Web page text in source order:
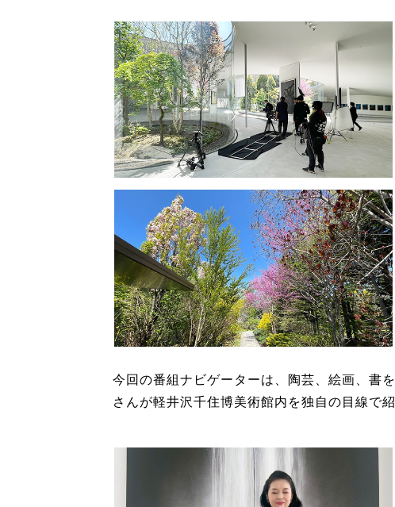
今回の番組ナビゲーターは、陶芸、絵画、書
さんが軽井沢千住博美術館内を独自の目線で紹